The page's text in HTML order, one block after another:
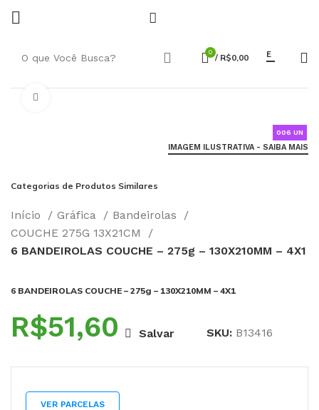
0 / R$0,00 E
006 UN
IMAGEM ILUSTRATIVA - SAIBA MAIS
Categorias de Produtos Similares
Início Gráfica
Bandeirolas
COUCHE 275G 13X21CM
6 BANDEIROLAS COUCHE – 275g – 130X210MM – 4X1
6 BANDEIROLAS COUCHE – 275g – 130X210MM – 4X1
R$ Salvar SKU: B13416
VER PARCELAS